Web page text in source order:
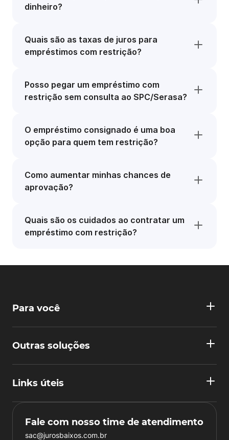
dinheiro?
Quais são as taxas de juros para
empréstimos com restrição?
Posso pegar um empréstimo com
restrição sem consulta ao SPC/Serasa?
O empréstimo consignado é uma boa
opção para quem tem restrição?
Como aumentar minhas chances de
aprovação?
Quais são os cuidados ao contratar um
empréstimo com restrição?
Para você
Outras soluções
Links úteis
Fale com nosso time de atendimento
sac@jurosbaixos.com.br